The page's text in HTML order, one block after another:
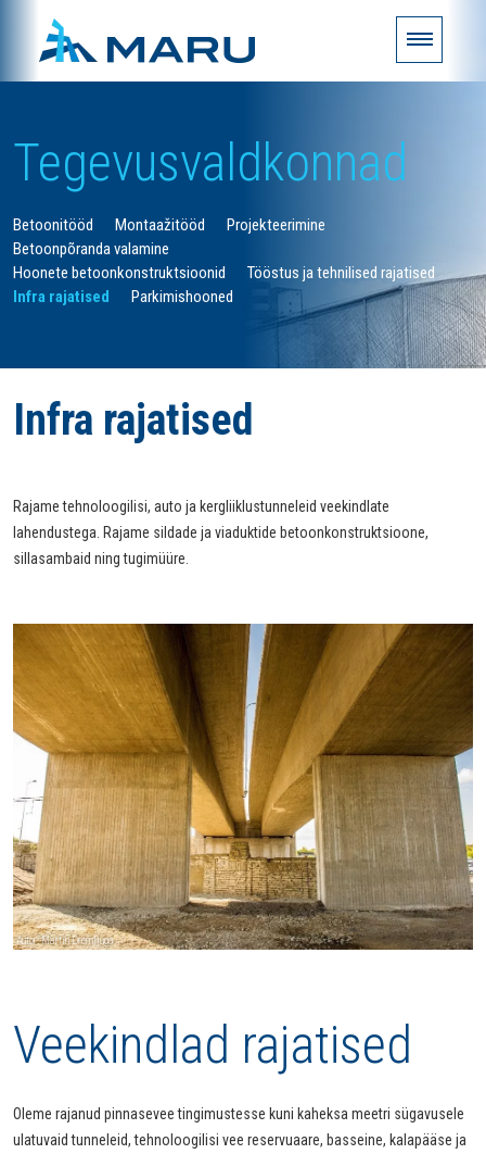
Tegevusvaldkonnad
Betoonitööd Montaažitööd
Projekteerimine
Betoonpõranda valamine
Hoonete betoonkonstruktsioonid
Tööstus ja tehnilised rajatised
Infra rajatised
Parkimishooned
Infra rajatised
Rajame tehnoloogilisi, auto ja kergliiklustunneleid veekindlate
lahendustega. Rajame sildade ja viaduktide betoonkonstruktsioone,
sillasambaid ning tugimüüre.
Autor: Martin Dremljuga
Veekindlad rajatised
Oleme rajanud pinnasevee tingimustesse kuni kaheksa meetri sügavusele
ulatuvaid tunneleid, tehnoloogilisi vee reservuaare, basseine, kalapääse ja